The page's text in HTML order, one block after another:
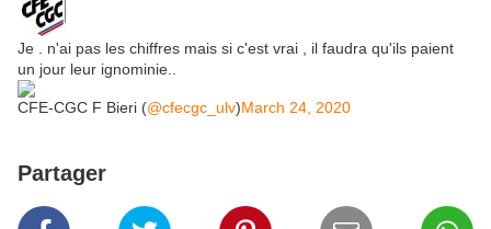
Je . n'ai pas les chiffres mais si c'est vrai , il faudra qu'ils paient
un jour leur ignominie..
CFE-CGC F Bieri (@cfecgc_ulv)March 24, 2020
Partager